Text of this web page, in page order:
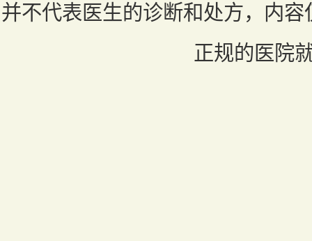
并不代表医生的诊断和处方，内
正规的医院